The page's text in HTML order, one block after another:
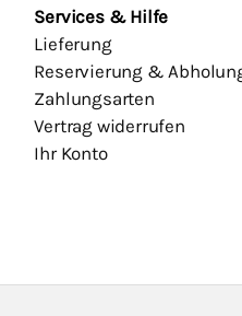
Services & Hilfe
Lieferung
Reservierung &
Zahlungsarten
Vertrag widerrufen
Ihr Konto